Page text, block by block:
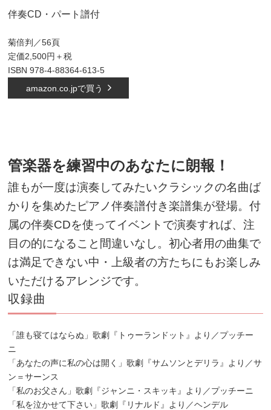
伴奏CD・パート譜付
菊倍判／56頁
定価2,500円＋税
ISBN 978-4-88364-613-5
amazon.co.jpで買う
管楽器を練習中のあなたに朗報！
誰もが一度は演奏してみたいクラシックの名曲ば
かりを集めたピアノ伴奏譜付き楽譜集が登場。付
属の伴奏CDを使ってイベントで演奏すれば、注
目の的になること間違いなし。初心者用の曲集で
は満足できない中・上級者の方たちにもお楽しみ
いただけるアレンジです。
収録曲
「誰も寝てはならぬ」歌劇『トゥーランドット』より／プッチー
ニ
「あなたの声に私の心は開く」歌劇『サムソンとデリラ』より／サ
ン＝サーンス
「私のお父さん」歌劇『ジャンニ・スキッキ』より／プッチーニ
「私を泣かせて下さい」歌劇『リナルド』より／ヘンデル